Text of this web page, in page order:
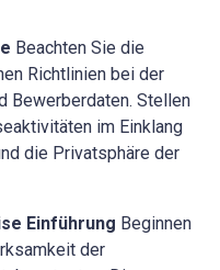
Beachten Sie die
Richtlinien bei der
Bewerberdaten. Stellen
im Einklang
die Privatsphäre der
Einführung Beginnen
der